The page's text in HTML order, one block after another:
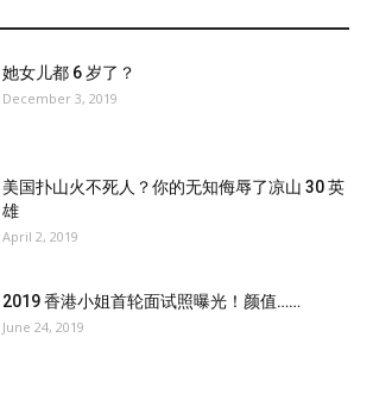
她女儿都 6 岁了？
December 3, 2019
美国扑山火不死人？你的无知侮辱了凉山 30 英
雄
April 2, 2019
2019 香港小姐首轮面试照曝光！颜值……
June 24, 2019